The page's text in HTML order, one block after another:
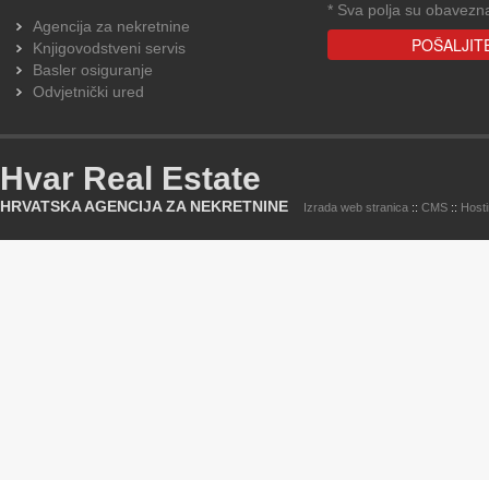
Agencija za nekretnine
Knjigovodstveni servis
Basler osiguranje
Odvjetnički ured
* Sva polja su
Hvar Real Estate
HRVATSKA AGENCIJA ZA NEKRETNINE Izrada web stranica :: CMS ::